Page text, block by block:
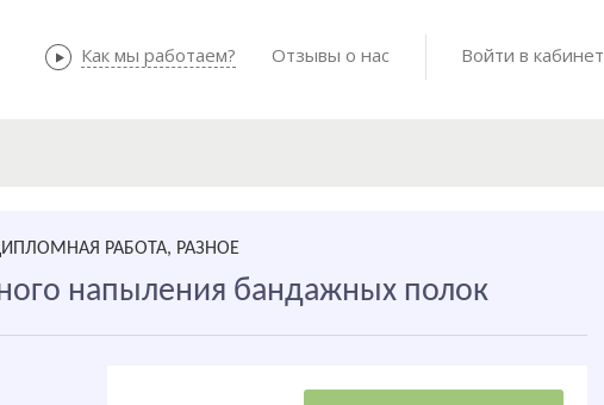
Как мы работаем? Готовые работы
Как мы работаем? Отзывы о нас Войти в кабинет
РАБОТА, РАЗНОЕ
напыления бандажных полок